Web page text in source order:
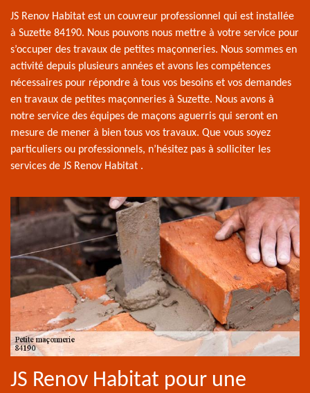
JS Renov Habitat est un couvreur professionnel qui est installée
à Suzette 84190. Nous pouvons nous mettre à votre service pour
s’occuper des travaux de petites maçonneries. Nous sommes en
activité depuis plusieurs années et avons les compétences
nécessaires pour répondre à tous vos besoins et vos demandes
en travaux de petites maçonneries à Suzette. Nous avons à
notre service des équipes de maçons aguerris qui seront en
mesure de mener à bien tous vos travaux. Que vous soyez
particuliers ou professionnels, n’hésitez pas à solliciter les
services de JS Renov Habitat .
JS Renov Habitat pour une